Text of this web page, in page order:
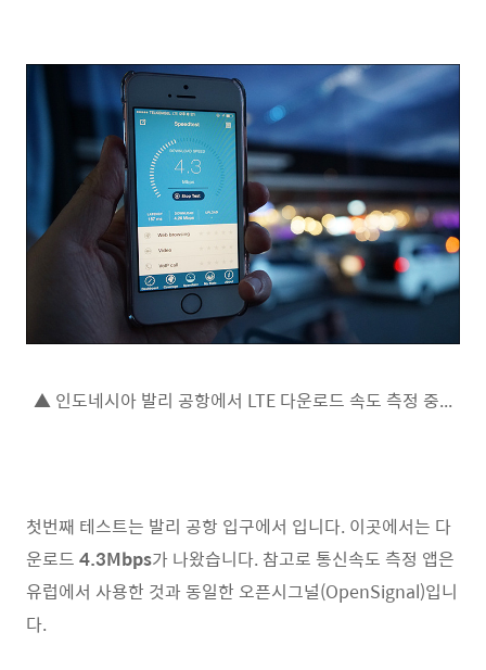
▲ 인도네시아 발리 공항에서 LTE 다운로드 속도 측정 중...
첫번째 테스트는 발리 공항 입구에서 입니다. 이곳에서는 다
운로드 4.3Mbps가 나왔습니다. 참고로 통신속도 측정 앱은
유럽에서 사용한 것과 동일한 오픈시그널(OpenSignal)입니
다.